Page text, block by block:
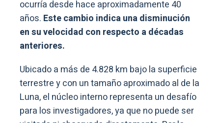
ocurría desde hace aproximadamente 40
años. Este cambio indica una disminución
en su velocidad con respecto a décadas
anteriores.
Ubicado a más de 4.828 km bajo la superficie
terrestre y con un tamaño aproximado al de la
Luna, el núcleo interno representa un desafío
para los investigadores, ya que no puede ser